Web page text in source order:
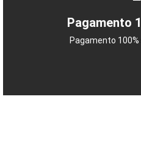
Pagamento
Pagamento 100%